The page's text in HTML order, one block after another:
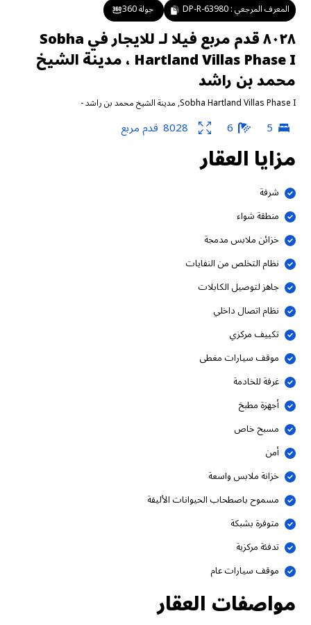
المعرف المرجعي :DP-R-63980 جولة 360
٨٠٢٨ قدم مربع فيلا لـ للايجار في Sobha
Hartland Villas Phase I ، مدينة الشيخ
محمد بن راشد
Sobha Hartland Villas Phase I
,مدينة الشيخ محمد بن راشد-
5
6
8028 قدم مربع
مزايا العقار
شرفة
منطقة شواء
خزائن ملابس مدمجة
نظام التخلص من النفايات
جاهز لتوصيل الكابلات
نظام اتصال داخلي
تكييف مركزي
موقف سيارات مغطى
غرفة للخادمة
أجهزة مطبخ
مسبح خاص
أمن
خزانة ملابس واسعة
مسموح باصطحاب الحيوانات الأليفة
متوفرة بشبكة
تدفئة مركزية
موقف سيارات عام
مواصفات العقار